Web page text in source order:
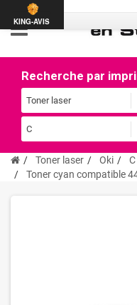
Recherche par
Toner laser Oki C
Toner cyan compatible
KING-AVIS